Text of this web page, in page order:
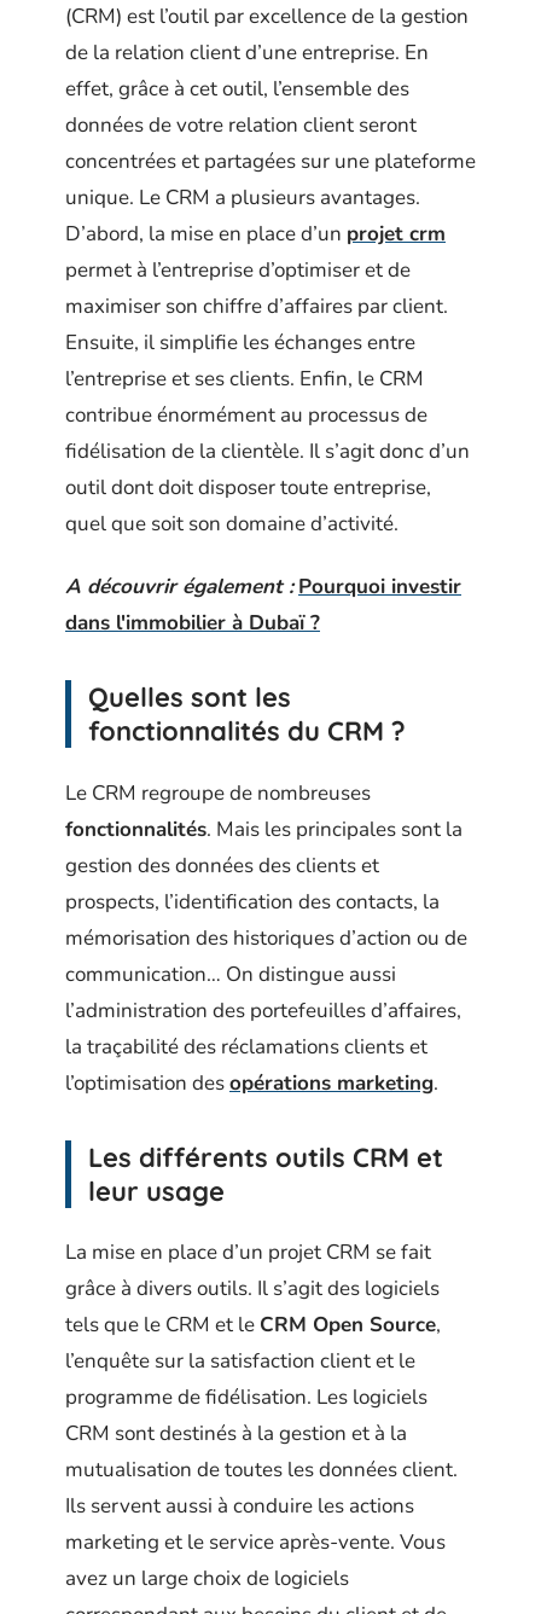
(CRM) est l’outil par excellence de la gestion
de la relation client d’une entreprise. En
effet, grâce à cet outil, l’ensemble des
données de votre relation client seront
concentrées et partagées sur une plateforme
unique. Le CRM a plusieurs avantages.
D’abord, la mise en place d’un projet crm
permet à l’entreprise d’optimiser et de
maximiser son chiffre d’affaires par client.
Ensuite, il simplifie les échanges entre
l’entreprise et ses clients. Enfin, le CRM
contribue énormément au processus de
fidélisation de la clientèle. Il s’agit donc d’un
outil dont doit disposer toute entreprise,
quel que soit son domaine d’activité.
A découvrir également : Pourquoi investir
dans l'immobilier à Dubaï ?
Quelles sont les
fonctionnalités du CRM ?
Le CRM regroupe de nombreuses
fonctionnalités. Mais les principales sont la
gestion des données des clients et
prospects, l’identification des contacts, la
mémorisation des historiques d’action ou de
communication… On distingue aussi
l’administration des portefeuilles d’affaires,
la traçabilité des réclamations clients et
l’optimisation desopérations marketing.
Les différents outils CRM et
leur usage
La mise en place d’un projet CRM se fait
grâce à divers outils. Il s’agit des logiciels
tels que le CRM et le CRM Open Source,
l’enquête sur la satisfaction client et le
programme de fidélisation. Les logiciels
CRM sont destinés à la gestion et à la
mutualisation de toutes les données client.
Ils servent aussi à conduire les actions
marketing et le service après-vente. Vous
avez un large choix de logiciels